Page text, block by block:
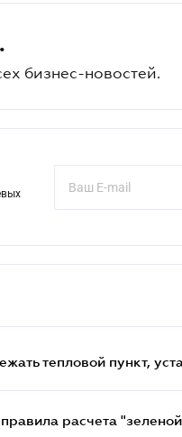
бизнес-новостей.
тепловой пункт,
расчета